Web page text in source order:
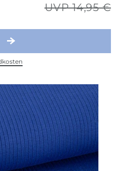
UVP 14,95 €